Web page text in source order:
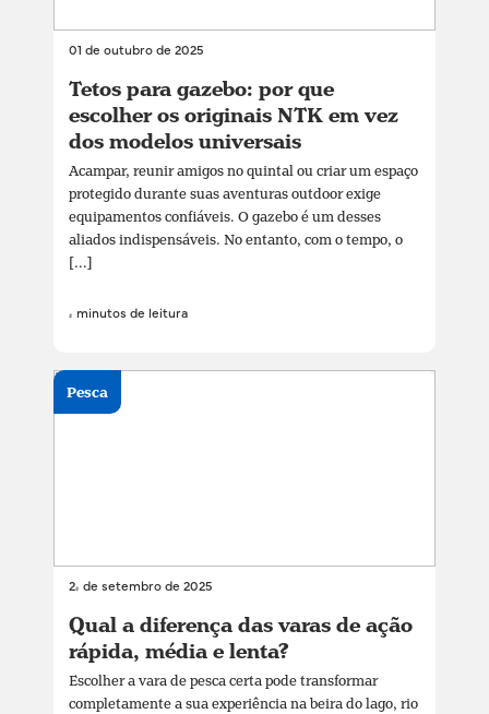
01 de outubro de 2025
Tetos para gazebo: por que
escolher os originais NTK em vez
dos modelos universais
Acampar, reunir amigos no quintal ou criar um espaço
protegido durante suas aventuras outdoor exige
equipamentos confiáveis. O gazebo é um desses
aliados indispensáveis. No entanto, com o tempo, o
[...]
4 minutos de leitura
24 de setembro de 2025
Qual a diferença das varas de ação
rápida, média e lenta?
Escolher a vara de pesca certa pode transformar
completamente a sua experiência na beira do lago, rio
Pesca